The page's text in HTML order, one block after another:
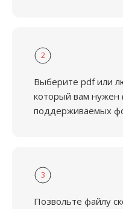
2
Выберите pdf или
который вам нужен
поддерживаемых
3
Позвольте файлу